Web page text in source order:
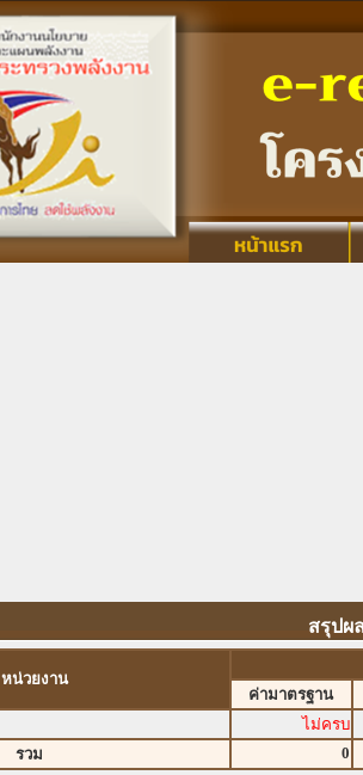
สรุปผ
หน่วยงาน
ค่ามาตรฐาน
ไม่ครบ
รวม
0